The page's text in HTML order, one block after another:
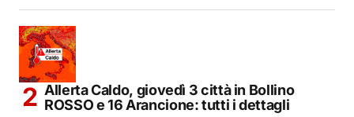
Allerta Caldo, giovedì 3 città in Bollino
ROSSO e 16 Arancione: tutti i dettagli